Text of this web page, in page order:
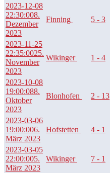
2023-12-08
22:30:008.
Dezember
2023
Finning 5 - 3
2023-11-25
22:35:0025.
November
2023
Wikinger 1 - 4
2023-10-08
19:00:088.
Oktober
2023
Blonhofen 2 - 13
2023-03-06
19:00:006.
März 2023
Hofstetten 4 - 1
2023-03-05
22:00:005.
März 2023
Wikinger 7 - 1